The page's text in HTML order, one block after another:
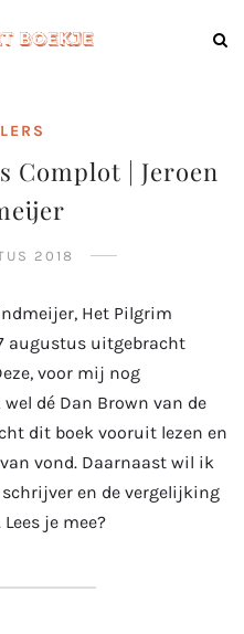
Complot | Jeroen
2018
Het Pilgrim
augustus uitgebracht
voor mij nog
dé Dan Brown van de
dit boek vooruit lezen en
vond. Daarnaast wil ik
en de vergelijking
je mee?